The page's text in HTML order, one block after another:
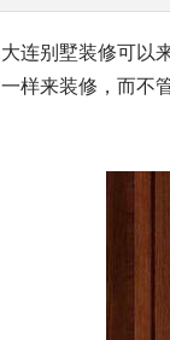
大连别墅装修可以
一样来装修，而不